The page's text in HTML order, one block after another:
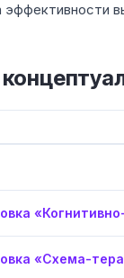
«Схема-